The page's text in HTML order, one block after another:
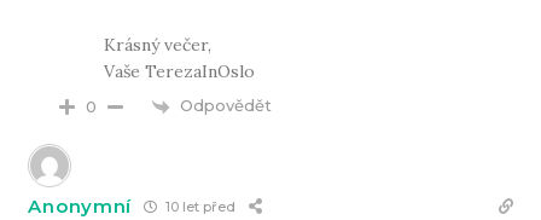
Krásný večer,
Vaše TerezaInOslo
0 Odpovědět
Anonymní 10 let před